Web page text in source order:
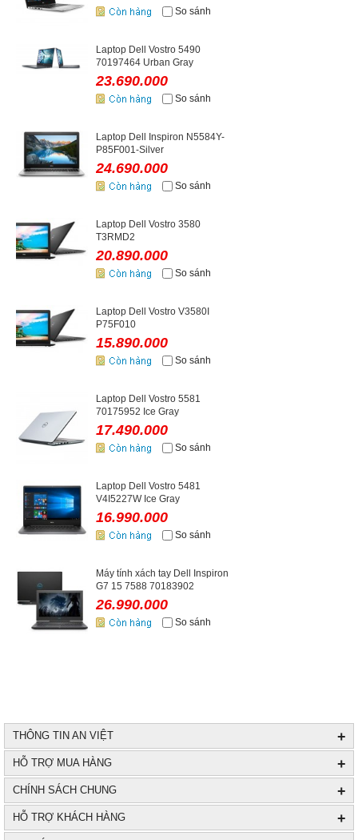
So sánh
Laptop Dell Vostro 5490
70197464 Urban Gray
23.690.000
So sánh
Laptop Dell Inspiron N5584Y-
P85F001-Silver
24.690.000
So sánh
Laptop Dell Vostro 3580
T3RMD2
20.890.000
So sánh
Laptop Dell Vostro V3580I
P75F010
15.890.000
So sánh
Laptop Dell Vostro 5581
70175952 Ice Gray
17.490.000
So sánh
Laptop Dell Vostro 5481
V4I5227W Ice Gray
16.990.000
So sánh
Máy tính xách tay Dell Inspiron
G7 15 7588 70183902
26.990.000
So sánh
THÔNG TIN AN VIỆT +
HỖ TRỢ MUA HÀNG +
CHÍNH SÁCH CHUNG +
HỖ TRỢ KHÁCH HÀNG +